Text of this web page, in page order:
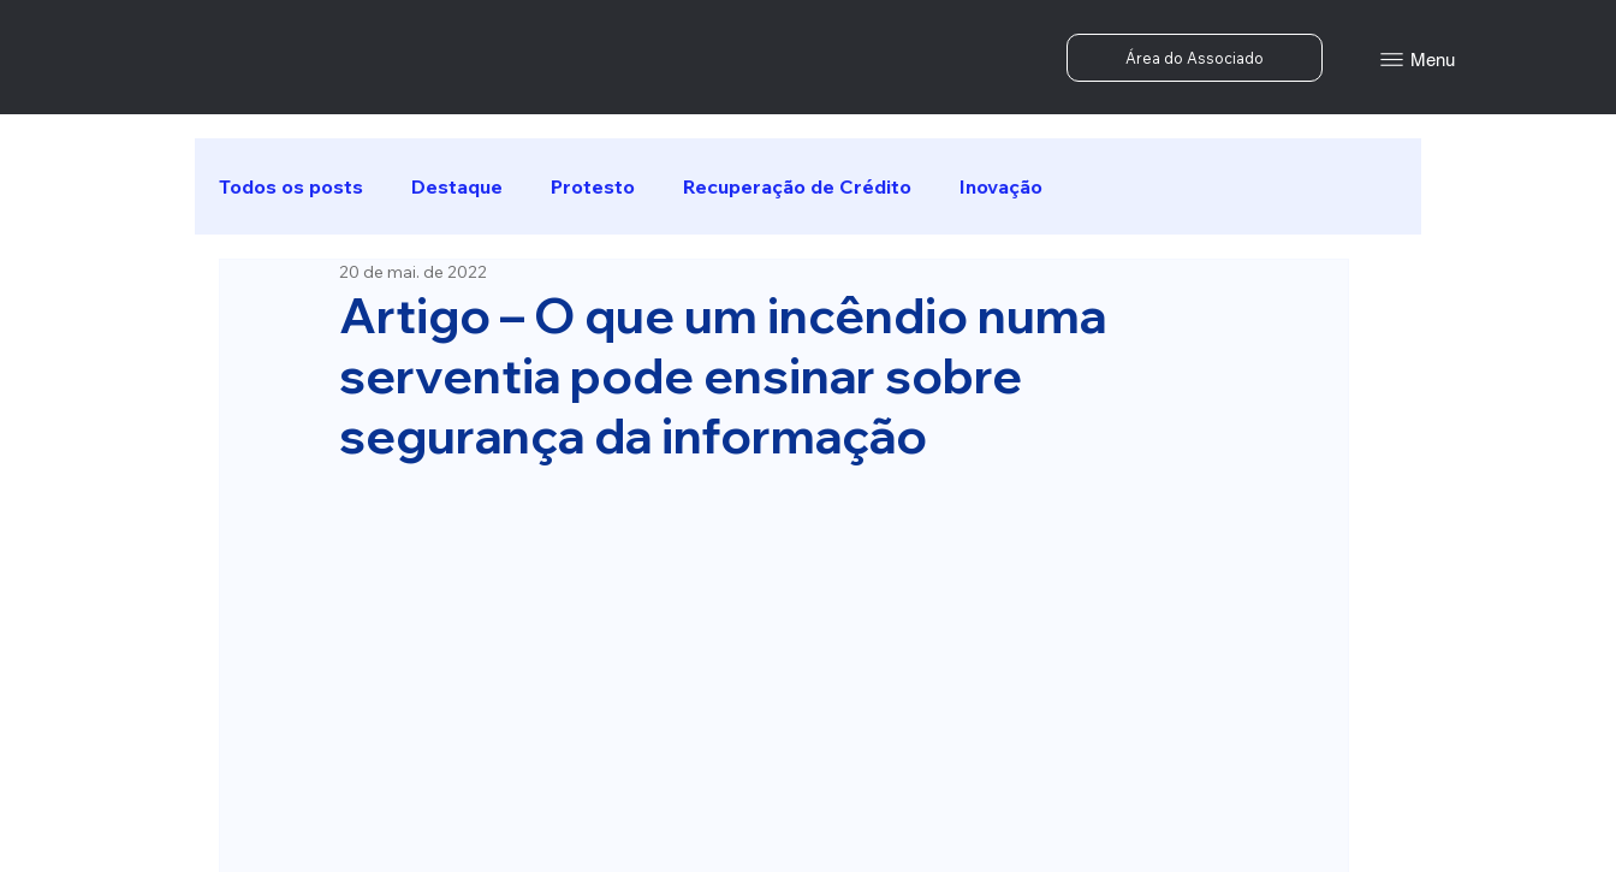
Menu
Área do Associado
Todos os posts Destaque Protesto Recuperação de Crédito Inovação
Artigo – O que um incêndio numa
serventia pode ensinar sobre
segurança da informação
20 de mai. de 2022